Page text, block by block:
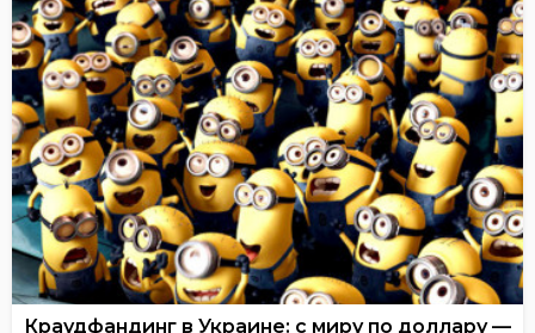
Краудфандинг в Украине: с миру по доллару —